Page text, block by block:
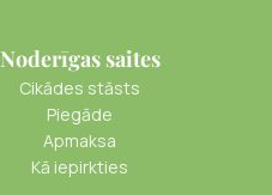
Noderīgas saites
Cikādes stāsts
Piegāde
Apmaksa
Kā iepirkties